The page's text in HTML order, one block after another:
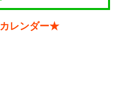
レンダー★